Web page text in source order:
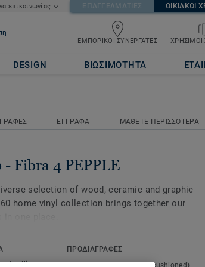
επικοινωνίας ΕΠΑΓΓΕΛΜΑΤΙΕΣ ΟΙΚΙΑΚΟΙ
ΕΜΠΟΡΙΚΟΙ ΣΥΝΕΡΓΑΤΕΣ
DESIGN ΒΙΩΣΙΜΟΤΗΤΑ
ΕΓΓΡΑΦΑ ΜΑΘΕΤΕ ΠΕΡΙΣΣΟΤΕΡΑ
Fibra 4 PEPPLE
selection of wood, ceramic and graphic
home vinyl collection brings together our
selling
ΠΡΟΔΙΑΓΡΑΦΕΣ
Expanded (cushioned)